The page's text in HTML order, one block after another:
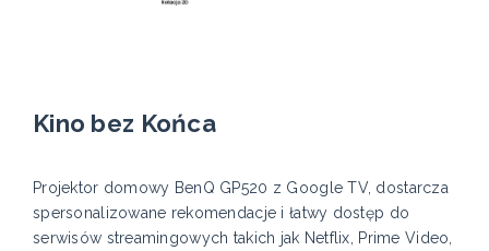
Kino bez Końca
Projektor domowy BenQ GP520 z Google TV, dostarcza
spersonalizowane rekomendacje i łatwy dostęp do
serwisów streamingowych takich jak Netflix, Prime Video,